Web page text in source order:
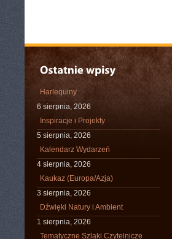
Harlequiny
6 sierpnia, 2026
Inspiracje i Projekty
5 sierpnia, 2026
Kalendarz Wydarzeń
4 sierpnia, 2026
Kaukaz (Europa/Azja)
3 sierpnia, 2026
Dźwięki Natury i Ambient
1 sierpnia, 2026
Tematyczne Szlaki Czytelnicze